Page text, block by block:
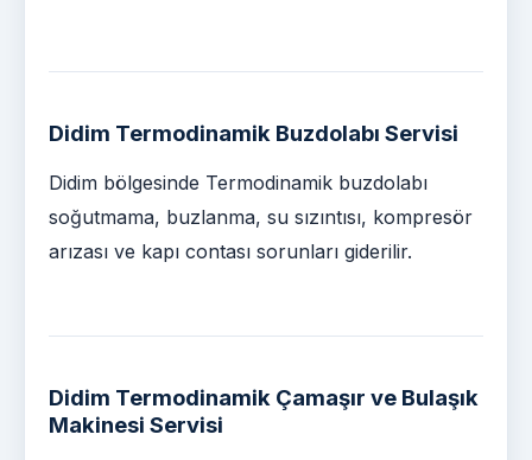
Didim Termodinamik Buzdolabı Servisi
Didim bölgesinde Termodinamik buzdolabı
soğutmama, buzlanma, su sızıntısı, kompresör
arızası ve kapı contası sorunları giderilir.
Didim Termodinamik Çamaşır ve Bulaşık
Makinesi Servisi